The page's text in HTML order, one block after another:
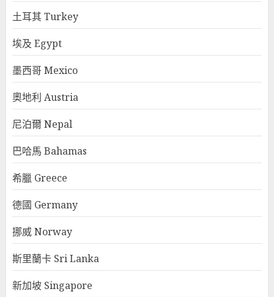
土耳其 Turkey
埃及 Egypt
墨西哥 Mexico
奧地利 Austria
尼泊爾 Nepal
巴哈馬 Bahamas
希臘 Greece
德國 Germany
挪威 Norway
斯里蘭卡 Sri Lanka
新加坡 Singapore